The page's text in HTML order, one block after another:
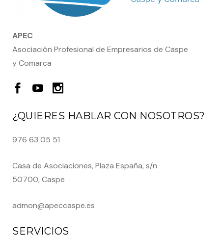
APEC
Asociación Profesional de Empresarios de Caspe
y Comarca
¿QUIERES HABLAR CON NOSOTROS?
976 63 05 51
Casa de Asociaciones, Plaza España, s/n
50700, Caspe
admon@apeccaspe.es
SERVICIOS